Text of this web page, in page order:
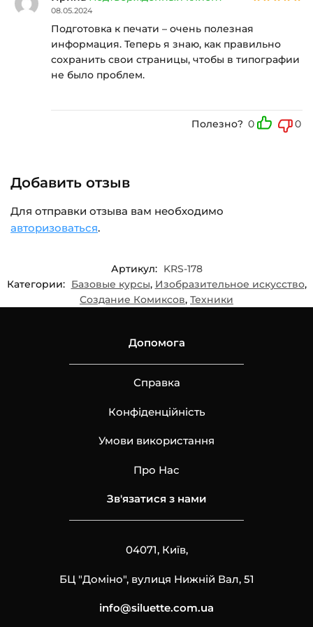
08.05.2024
Подготовка к печати – очень полезная
информация. Теперь я знаю, как правильно
сохранить свои страницы, чтобы в типографии
не было проблем.
Полезно? 0 0
Добавить отзыв
Для отправки отзыва вам необходимо
авторизоваться.
Артикул: KRS-178
Категории: Базовые курсы, Изобразительное искусство,
Создание Комиксов, Техники
Допомога
Справка
Конфіденційність
Умови використання
Про Нас
Зв'язатися з нами
04071, Київ,
БЦ "Доміно", вулиця Нижній Вал, 51
info@siluette.com.ua